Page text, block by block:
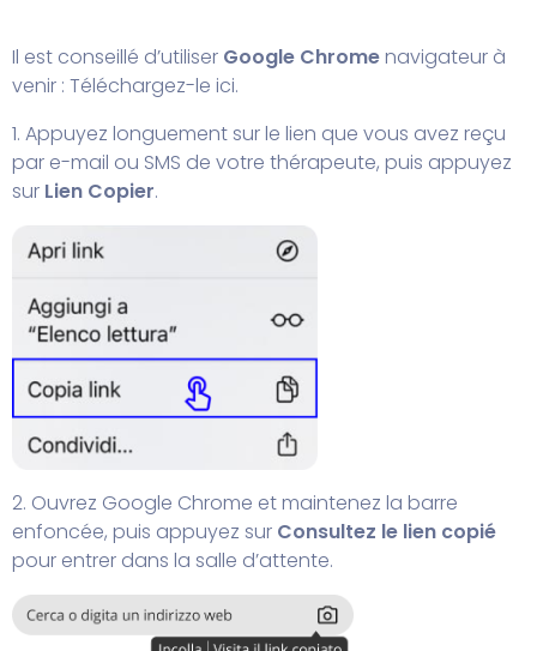
Il est conseillé d’utiliser Google Chromenavigateur à
venir : Téléchargez-le ici.
1. Appuyez longuement sur le lien que vous avez reçu
par e-mail ou SMS de votre thérapeute, puis appuyez
sur Lien Copier.
2. Ouvrez Google Chrome et maintenez la barre
enfoncée, puis appuyez sur Consultez le lien copié
pour entrer dans la salle d’attente.